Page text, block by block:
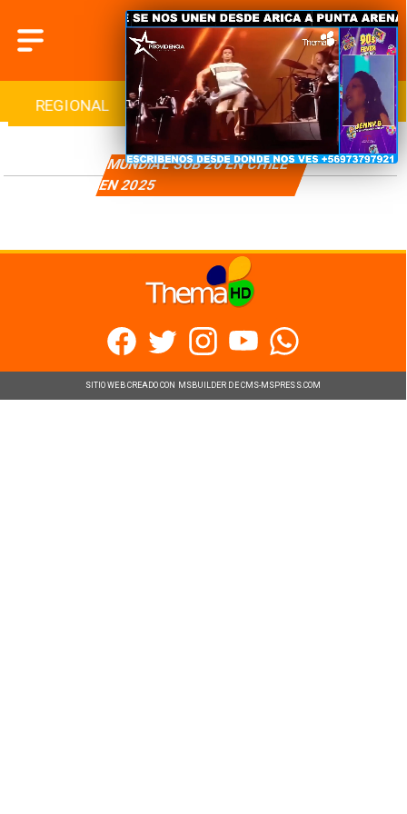
REGIONAL INTERNACIONAL DEPORTES
MUNDIAL SUB 20 EN CHILE
EN 2025
SITIO WEB CREADO CON MSBUILDER DE CMS-MSPRESS.COM